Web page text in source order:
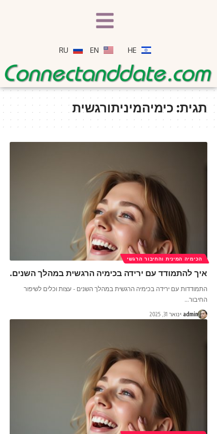
HE
EN
RU
תגית: כימיהמיניתורגשית
הכימיה המינית והחיבור הרגשי
איך להתמודד עם ירידה בכימיה הרגשית במהלך השנים.
התמודדות עם ירידה בכימיה הרגשית במהלך השנים - עצות וכלים לשיפור
החיבור…
admin ינואר 31, 2025